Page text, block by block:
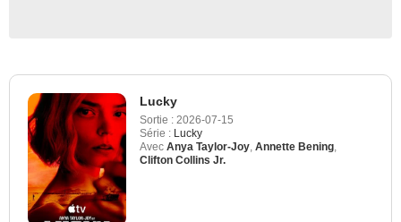
Lucky
Sortie : 2026-07-15
Série : Lucky
Avec Anya Taylor-Joy Annette Bening
Clifton Collins Jr.